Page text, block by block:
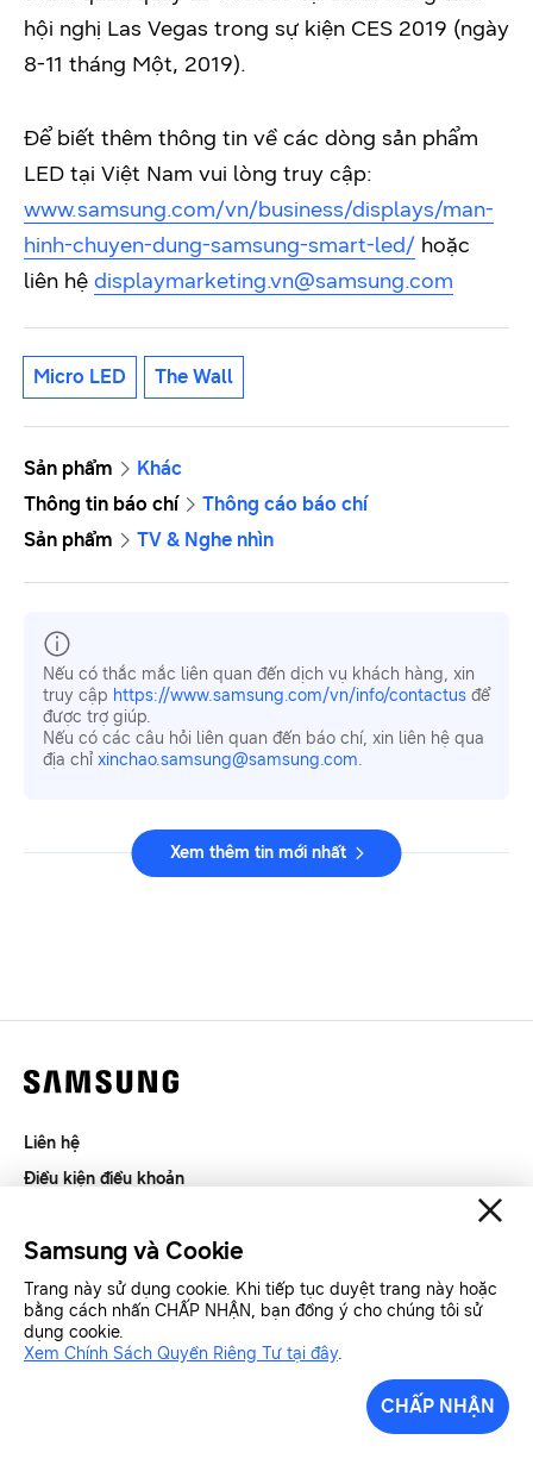
hội nghị Las Vegas trong sự kiện CES 2019 (ngày
8-11 tháng Một, 2019).
Để biết thêm thông tin về các dòng sản phẩm
LED tại Việt Nam vui lòng truy cập:
www.samsung.com/vn/business/displays/man-
hinh-chuyen-dung-samsung-smart-led/ hoặc
liên hệ displaymarketing.vn@samsung.com
Micro LED The Wall
Sản phẩm
Khác
Thông tin báo chí
Thông cáo báo chí
Sản phẩm
TV & Nghe nhìn
Nếu có thắc mắc liên quan đến dịch vụ khách hàng, xin
truy cập https://www.samsung.com/vn/info/contactus để
được trợ giúp.
Nếu có các câu hỏi liên quan đến báo chí, xin liên hệ qua
địa chỉ xinchao.samsung@samsung.com.
Xem thêm tin mới nhất
Liên hệ
Điều kiện điều khoản
SAMSUNG.COM
Copyright© SAMSUNG All Rights Reserved.
Samsung Xin chào
Samsung và Cookie
Trang này sử dụng cookie. Khi tiếp tục duyệt trang này hoặc
bằng cách nhấn CHẤP NHẬN, bạn đồng ý cho chúng tôi sử
dụng cookie.
Xem Chính Sách Quyền Riêng Tư tại đây.
CHẤP NHẬN